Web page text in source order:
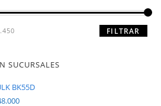
FILTRAR
SUCURSALES
BK55D